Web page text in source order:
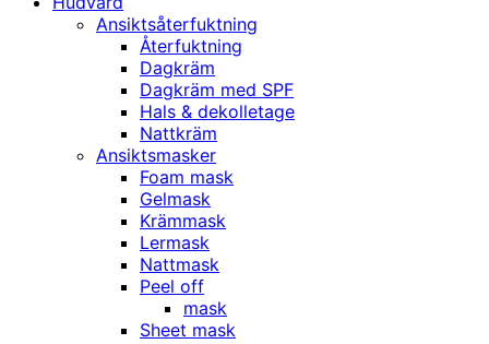
Ansiktsåterfuktning
Återfuktning
Dagkräm
Dagkräm med SPF
Hals & dekolletage
Nattkräm
Ansiktsmasker
Foam mask
Gelmask
Krämmask
Lermask
Nattmask
Peel off
mask
Sheet mask